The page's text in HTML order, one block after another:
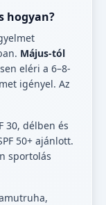
hogyan?
Május-tól
eléri a 6–8-
igényel. Az
30, délben és
50+ ajánlott.
sportolás